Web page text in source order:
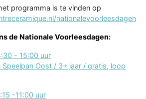
programma is te vinden op
nationalevoorleesdagen
de Nationale Voorleesdagen:
- 15:00 uur
Speelpan Oost / 3+ jaar / gratis, loop
-11:00 uur